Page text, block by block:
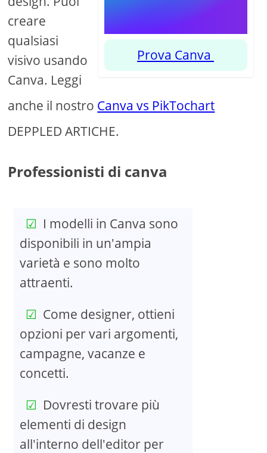
Prova Canva
creare
qualsiasi
visivo usando
Canva. Leggi
anche il nostro Canva vs PikTochart
DEPPLED ARTICHE.
Professionisti di canva
I modelli in Canva sono
disponibili in un'ampia
varietà e sono molto
attraenti.
Come designer, ottieni
opzioni per vari argomenti,
campagne, vacanze e
concetti.
Dovresti trovare più
elementi di design
all'interno dell'editor per